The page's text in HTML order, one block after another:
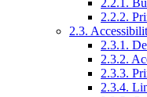
2.2.1.
2.2.2.
2.3.
2.3.1.
2.3.2.
2.3.3.
2.3.4.